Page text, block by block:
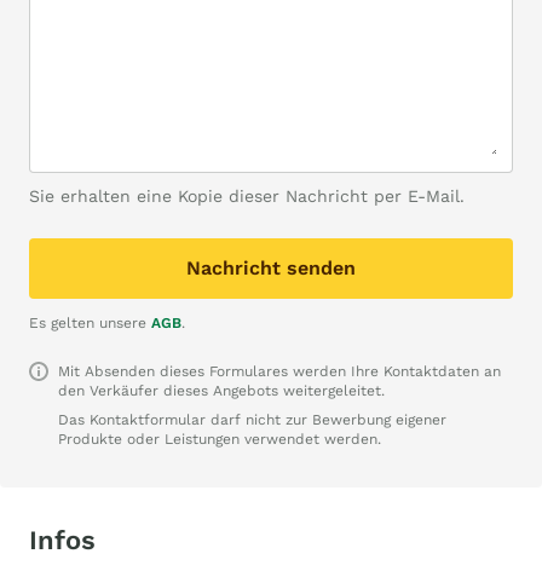
Sie erhalten eine Kopie dieser Nachricht per E-Mail.
Nachricht senden
Es gelten unsere AGB.
Mit Absenden dieses Formulares werden Ihre Kontaktdaten an
den Verkäufer dieses Angebots weitergeleitet.
Das Kontaktformular darf nicht zur Bewerbung eigener
Produkte oder Leistungen verwendet werden.
Infos